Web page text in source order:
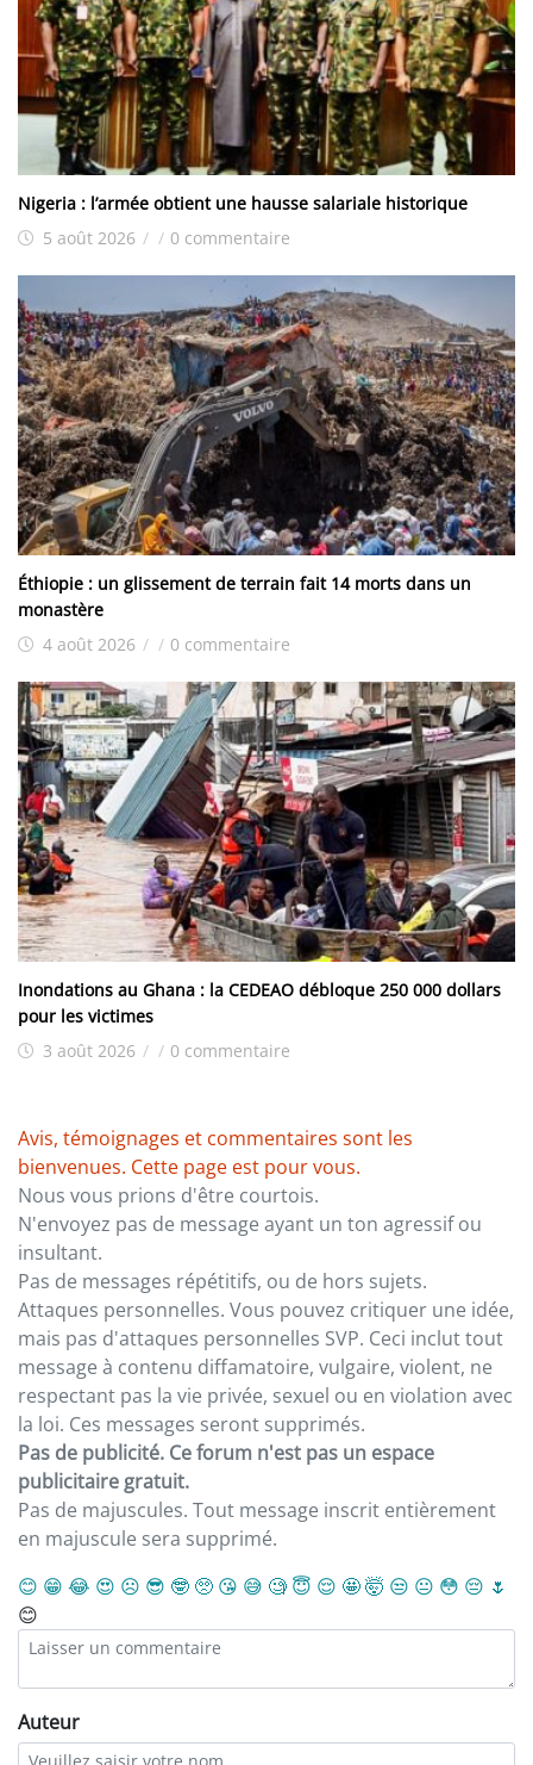
Nigeria : l’armée obtient une hausse salariale historique
5 août 2026 / / 0 commentaire
Éthiopie : un glissement de terrain fait 14 morts dans un
monastère
4 août 2026 / / 0 commentaire
Inondations au Ghana : la CEDEAO débloque 250 000 dollars
pour les victimes
3 août 2026 / / 0 commentaire
Avis, témoignages et commentaires sont les
bienvenues. Cette page est pour vous.
Nous vous prions d'être courtois.
N'envoyez pas de message ayant un ton agressif ou
insultant.
Pas de messages répétitifs, ou de hors sujets.
Attaques personnelles. Vous pouvez critiquer une idée,
mais pas d'attaques personnelles SVP. Ceci inclut tout
message à contenu diffamatoire, vulgaire, violent, ne
respectant pas la vie privée, sexuel ou en violation avec
la loi. Ces messages seront supprimés.
Pas de publicité. Ce forum n'est pas un espace
publicitaire gratuit.
Pas de majuscules. Tout message inscrit entièrement
en majuscule sera supprimé.
😊 😁 😂 😍 ☹️ 😎 🤓 🥺 😘 😅 🧐 😇 😌 🤩🤯 😒 😐 😳 😔 🌷
😊
Auteur